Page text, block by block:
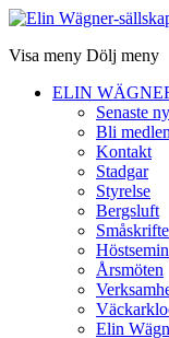
Visa meny Dölj meny
ELIN
Senaste
Bli
Kontakt
Stadgar
Styrelse
Bergsluft
Årsmöten
Elin